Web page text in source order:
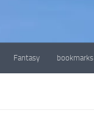
Fantasy bookmarks